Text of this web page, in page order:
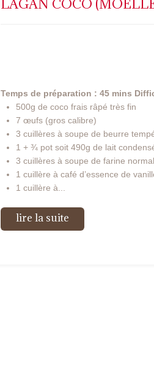
LAGAN COCO
Temps de préparation : 45 mins
500g de coco frais râpé très fin
7 œufs (gros calibre)
3 cuillères à soupe de beurre
1 + ¾ pot soit 490g de lait
3 cuillères à soupe de farine
1 cuillère à café d’essence de
1 cuillère à...
lire la suite